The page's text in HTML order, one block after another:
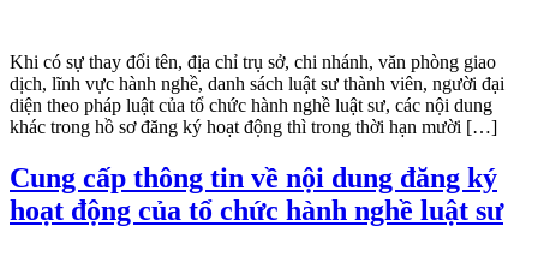
Khi có sự thay đổi tên, địa chỉ trụ sở, chi nhánh, văn phòng giao
dịch, lĩnh vực hành nghề, danh sách luật sư thành viên, người đại
diện theo pháp luật của tổ chức hành nghề luật sư, các nội dung
khác trong hồ sơ đăng ký hoạt động thì trong thời hạn mười […]
Cung cấp thông tin về nội dung đăng ký
hoạt động của tổ chức hành nghề luật sư